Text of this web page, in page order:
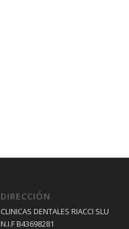
DIRECCIÓN
CLINICAS DENTALES RIACCI SLU
N.I.F B43698281